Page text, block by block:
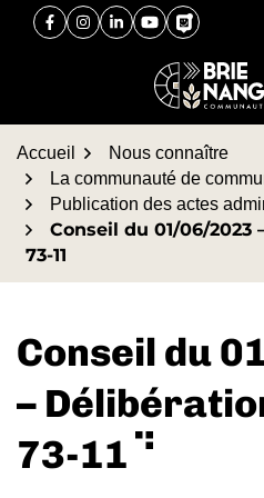
Gestion des traceurs
Aller
Aller
Aller
page
Facebook
(ouverture dans un nouvel
Instagram
(ouverture dans un nouvel
Linkedin
(ouverture dans un
YouTube
(ouverture
Accueil
Nous connaître
La communauté de
Publication des actes
Conseil du 01/06/2023
73-11
Conseil du
–
73-11